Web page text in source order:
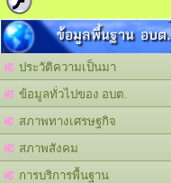
ข้อมูลพื้นฐาน อบต.
ประวัติความเป็นมา
ข้อมูลทั่วไปของ อบต.
สภาพทางเศรษฐกิจ
สภาพสังคม
การบริการพื้นฐาน